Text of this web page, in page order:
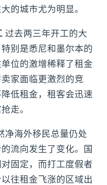
的城市尤为明显。
过去两三年开工的大
别是悉尼和墨尔本的
位的激增稀释了租金
家面临更激烈的竞
低租金，租客会迅速
走。
净海外移民总量仍处
流向发生了变化。国
固定，而打工度假者
往租金飞涨的区域出